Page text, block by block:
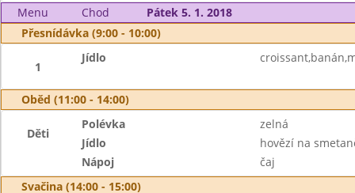
Menu Chod
Pátek 5. 1. 2018
Přesnídávka (9:00 - 10:00)
1
Jídlo
Oběd (11:00 - 14:00)
Děti
Polévka
zelná
Jídlo
hovězí na
Nápoj
čaj
Svačina (14:00 - 15:00)